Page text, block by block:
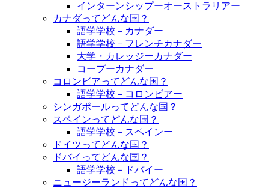
インターンシップーオーストラリアー
カナダってどんな国？
語学学校－カナダー
語学学校－フレンチカナダー
大学・カレッジーカナダー
コープーカナダー
コロンビアってどんな国？
語学学校－コロンビアー
シンガポールってどんな国？
スペインってどんな国？
語学学校－スペインー
ドイツってどんな国？
ドバイってどんな国？
語学学校－ドバイー
ニュージーランドってどんな国？